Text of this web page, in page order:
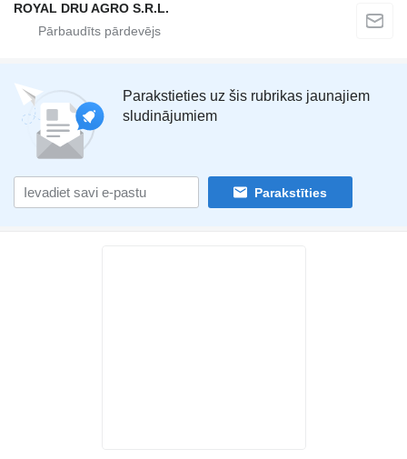
ROYAL DRU AGRO S.R.L.
Parakstieties uz šis rubrikas jaunajiem
sludinājumiem
Parakstīties